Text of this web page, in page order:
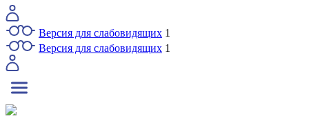
Версия для слабовидящих 1
Версия для слабовидящих 1